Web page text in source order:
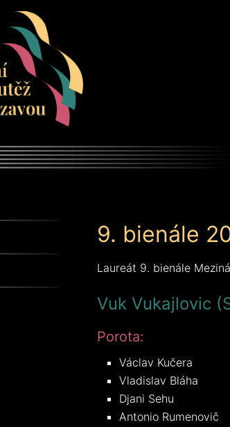
9. bienále
Laureát 9. bienále
Vuk Vukajlovic
Porota:
Václav Kučera
Vladislav Bláha
Djani Sehu
Antonio Rumenovič